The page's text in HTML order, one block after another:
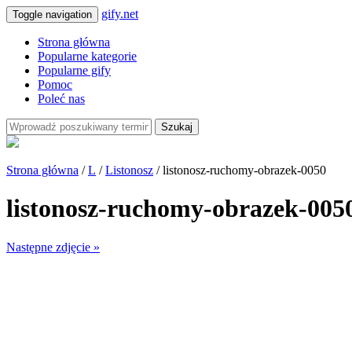
Toggle navigation gify.net
Strona główna
Popularne kategorie
Popularne gify
Pomoc
Poleć nas
Szukaj
Strona główna /L /Listonosz / listonosz-ruchomy-obrazek-0050
listonosz-ruchomy-obrazek-
Następne zdjęcie »